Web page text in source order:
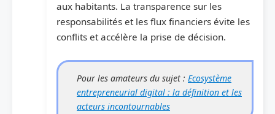
aux habitants. La transparence sur les
responsabilités et les flux financiers évite les
conflits et accélère la prise de décision.
Pour les amateurs du sujet : Ecosystème
entrepreneurial digital : la définition et les
acteurs incontournables